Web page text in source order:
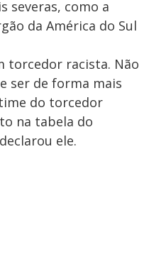
severas, como a
da América do Sul
torcedor racista. Não
ser de forma mais
do torcedor
na tabela do
ele.